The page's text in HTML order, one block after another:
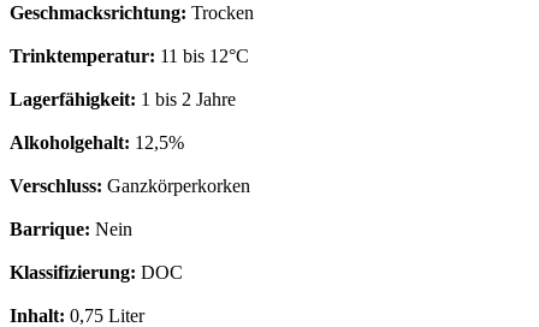
Geschmacksrichtung: Trocken
Trinktemperatur: 11 bis 12°C
Lagerfähigkeit: 1 bis 2 Jahre
Alkoholgehalt: 12,5%
Verschluss: Ganzkörperkorken
Barrique: Nein
Klassifizierung: DOC
Inhalt: 0,75 Liter